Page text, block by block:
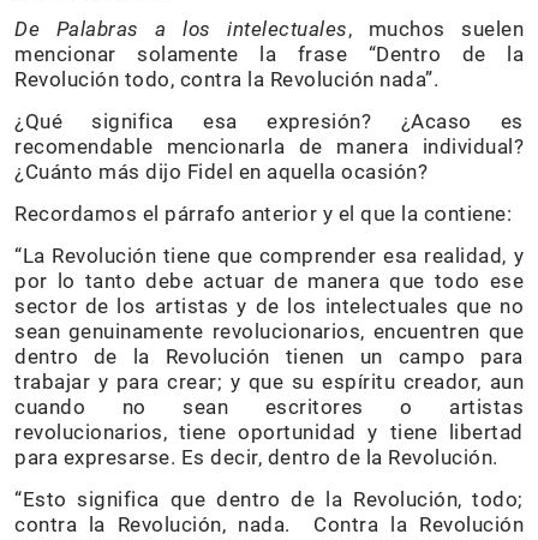
De Palabras a los intelectuales, muchos suelen
mencionar solamente la frase “Dentro de la
Revolución todo, contra la Revolución nada”.
¿Qué significa esa expresión? ¿Acaso es
recomendable mencionarla de manera individual?
¿Cuánto más dijo Fidel en aquella ocasión?
Recordamos el párrafo anterior y el que la contiene:
“La Revolución tiene que comprender esa realidad, y
por lo tanto debe actuar de manera que todo ese
sector de los artistas y de los intelectuales que no
sean genuinamente revolucionarios, encuentren que
dentro de la Revolución tienen un campo para
trabajar y para crear; y que su espíritu creador, aun
cuando no sean escritores o artistas
revolucionarios, tiene oportunidad y tiene libertad
para expresarse. Es decir, dentro de la Revolución.
“Esto significa que dentro de la Revolución, todo;
contra la Revolución, nada. Contra la Revolución